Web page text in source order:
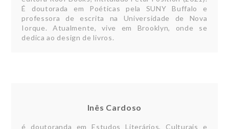
É doutorada em Poéticas pela SUNY Buffalo e
professora de escrita na Universidade de Nova
Iorque. Atualmente, vive em Brooklyn, onde se
dedica ao design de livros.
Inês Cardoso
é doutoranda em Estudos Literários, Culturais e